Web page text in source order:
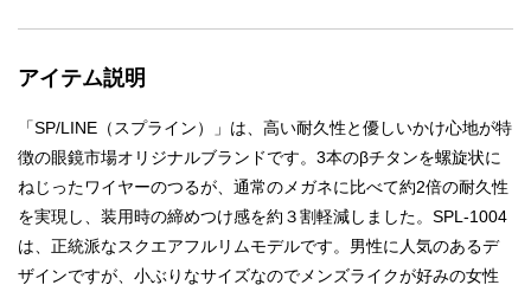
アイテム説明
「SP/LINE（スプライン）」は、高い耐久性と優しいかけ心地が特
徴の眼鏡市場オリジナルブランドです。3本のβチタンを螺旋状に
ねじったワイヤーのつるが、通常のメガネに比べて約2倍の耐久性
を実現し、装用時の締めつけ感を約３割軽減しました。SPL-1004
は、正統派なスクエアフルリムモデルです。男性に人気のあるデ
ザインですが、小ぶりなサイズなのでメンズライクが好みの女性